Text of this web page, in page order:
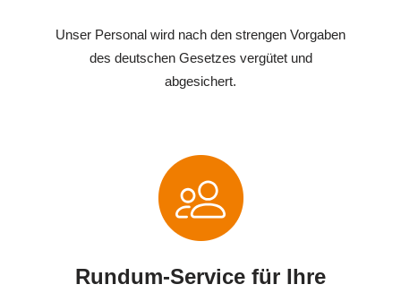
Unser Personal wird nach den strengen Vorgaben
des deutschen Gesetzes vergütet und
abgesichert.
Rundum-Service für Ihre